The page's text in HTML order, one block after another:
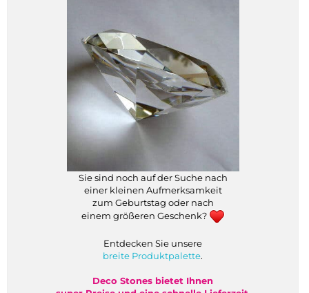
Sie sind noch auf der Suche nach
einer kleinen Aufmerksamkeit
zum Geburtstag oder nach
einem größeren Geschenk?
Entdecken Sie unsere
breite Produktpalette.
Deco Stones bietet Ihnen